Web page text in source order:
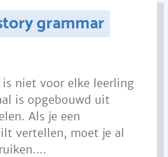
grammar
is niet voor elke leerling
is opgebouwd uit
Als je een
vertellen, moet je al